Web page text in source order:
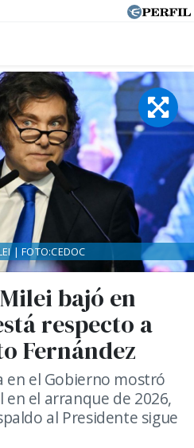
bajó en
respecto a
Fernández
en el Gobierno mostró
el arranque de 2026,
al Presidente sigue
| FOTO:CEDOC